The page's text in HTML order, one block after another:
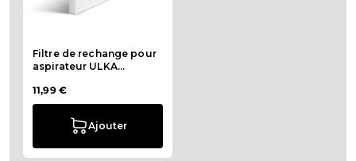
Filtre de rechange pour
aspirateur ULKA
11,99 €
Ajouter